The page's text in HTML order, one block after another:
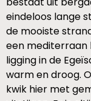
eindeloos lange
de mooiste
een mediterraan
ligging in de
warm en droog.
kwik hier met